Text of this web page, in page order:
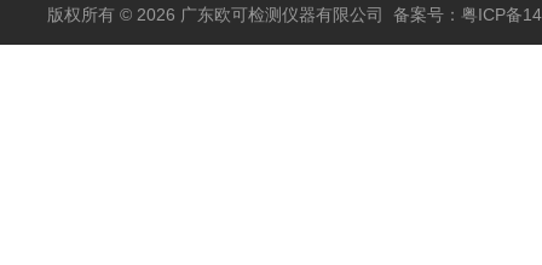
版权所有 © 2026 广东欧可检测仪器有限公司 备案号：粤ICP备